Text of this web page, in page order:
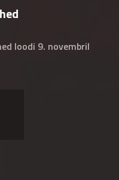
loodi 9. novembril